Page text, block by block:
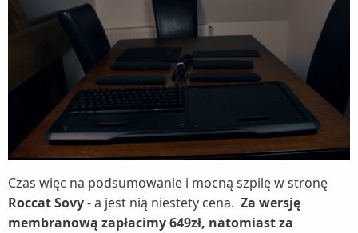
Czas więc na podsumowanie i mocną szpilę w stronę
Roccat Sovy- a jest nią niestety cena. Za wersję
membranową zapłacimy 649zł, natomiast za